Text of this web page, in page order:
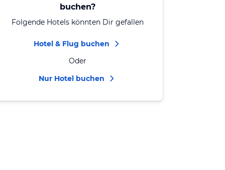
buchen?
Folgende Hotels könnten Dir gefallen
Hotel & Flug buchen
Oder
Nur Hotel buchen